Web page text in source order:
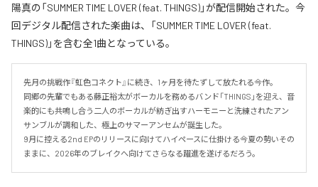
陽真の「SUMMER TIME LOVER (feat. THINGS)」が配信開始された。今
回デジタル配信された楽曲は、「SUMMER TIME LOVER (feat.
THINGS)」を含む全1曲となっている。
先月の挑戦作『虹色コネクト』に続き、1ヶ月を待たずして放たれる今作。
同郷の先輩でもある藤正裕太がボーカルを務めるバンド「THINGS」を迎え、音
楽的にも共鳴し合う二人のボーカルが紡ぎ出すハーモニーと洗練されたアン
サンブルが調和した、極上のサマーアンセムが誕生した。
9月に控える2nd EPのリリースに向けてハイペースに仕掛ける今夏の勢いその
ままに、2026年のブレイクへ向けてさらなる躍進を遂げるだろう。